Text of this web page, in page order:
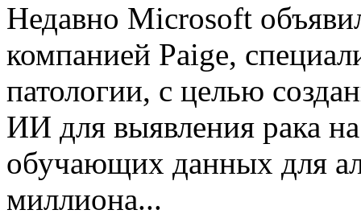
Недавно Microsoft
компанией Paige,
патологии, с целью
ИИ для выявления рака
обучающих данных для
миллиона...